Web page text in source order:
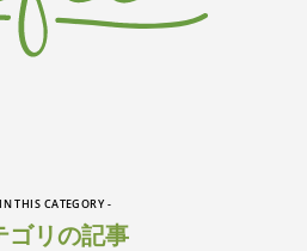
THIS CATEGORY -
ゴリの記事